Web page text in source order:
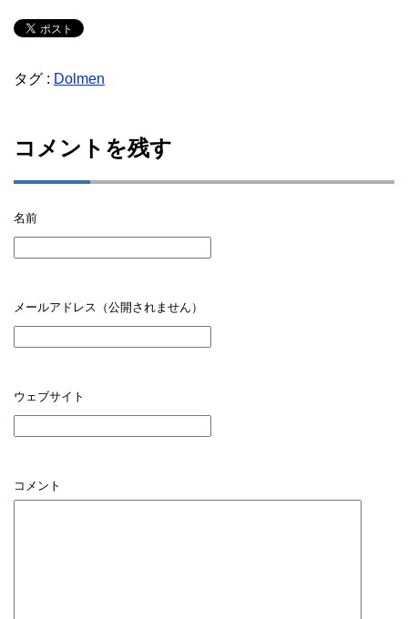
タグ : Dolmen
コメントを残す
名前
メールアドレス（公開されません）
ウェブサイト
コメント